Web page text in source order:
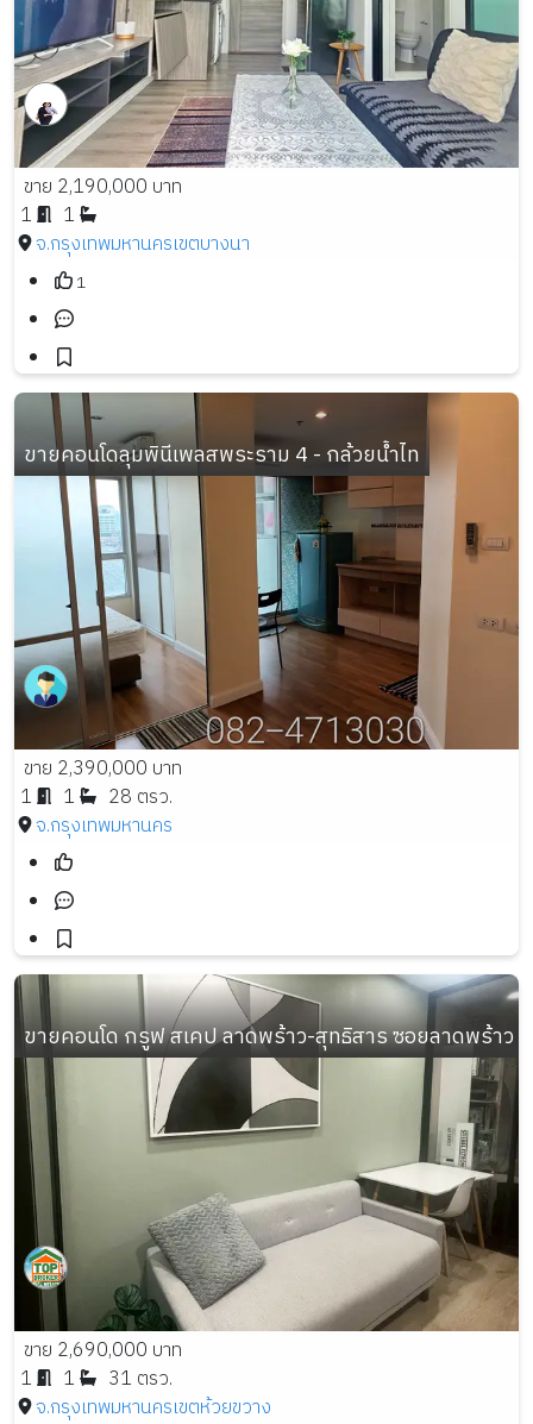
ขาย 2,190,000 บาท
1
1
จ.กรุงเทพมหานครเขตบางนา
1
ขายคอนโดลุมพินีเพลสพระราม 4 - กล้วยน้ำไท
ขาย 2,390,000 บาท
1
1
28 ตรว.
จ.กรุงเทพมหานคร
ขายคอนโด กรูฟ สเคป ลาดพร้าว-สุทธิสาร ซอยลาดพร้าว
ขาย 2,690,000 บาท
1
1
31 ตรว.
จ.กรุงเทพมหานครเขตห้วยขวาง